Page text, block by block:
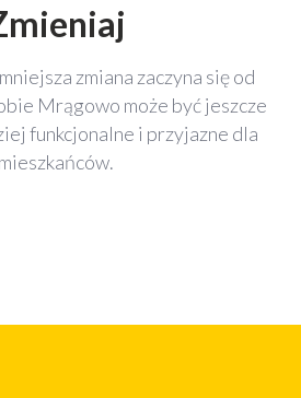
zmiana zaczyna się od
Mrągowo może być jeszcze
funkcjonalne i przyjazne dla
mieszkańców.